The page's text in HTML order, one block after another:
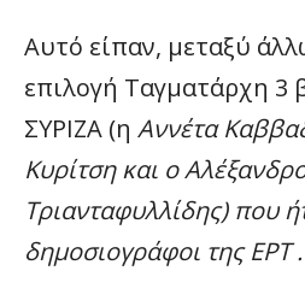
Αυτό είπαν, μεταξύ
επιλογή Ταγματάρχη 3
ΣΥΡΙΖΑ (η Αννέτα
Κυρίτση και ο
Τριανταφυλλίδης) που
δημοσιογράφοι της ΕΡΤ.